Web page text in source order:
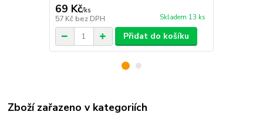
69 Kč/ks
57 Kč bez DPH Skladem 13 ks
Přidat do košíku
Zboží zařazeno v kategoriích